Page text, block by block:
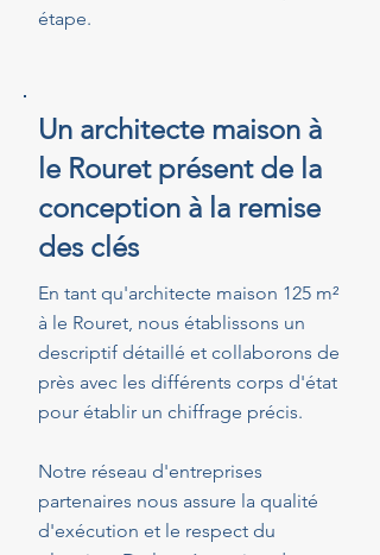
étape.
Un architecte maison à
le Rouret présent de la
conception à la remise
des clés
En tant qu'architecte maison 125 m²
à le Rouret, nous établissons un
descriptif détaillé et collaborons de
près avec les différents corps d'état
pour établir un chiffrage précis.
Notre réseau d'entreprises
partenaires nous assure la qualité
d'exécution et le respect du